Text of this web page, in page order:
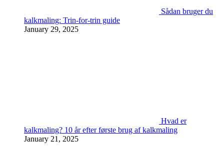
Sådan bruger du
kalkmaling: Trin-for-trin guide
January 29, 2025
Hvad er
kalkmaling? 10 år efter første brug af kalkmaling
January 21, 2025